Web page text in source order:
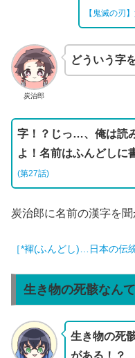
【鬼滅の刃
炭治郎
どういう字
字！？じっ…、俺は読
よ！名前はふんどしに
(第27話)
炭治郎に名前の漢字を
［*褌(ふんどし)…日本の伝
生き物の死骸なん
生き物の死